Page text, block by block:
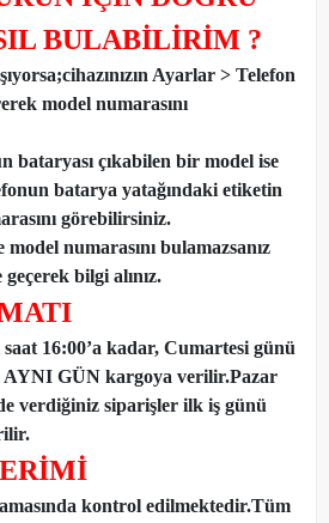
BULABİLİRİM ?
Ayarlar > Telefon
model numarasını
bataryası çıkabilen bir model ise
batarya yatağındaki etiketin
görebilirsiniz.
numarasını bulamazsanız
bilgi alınız.
16:00’a kadar, Cumartesi günü
AYNI GÜN kargoya verilir.Pazar
verdiğiniz siparişler ilk iş günü
kontrol edilmektedir.Tüm